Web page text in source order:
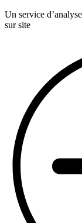
Un service
sur site